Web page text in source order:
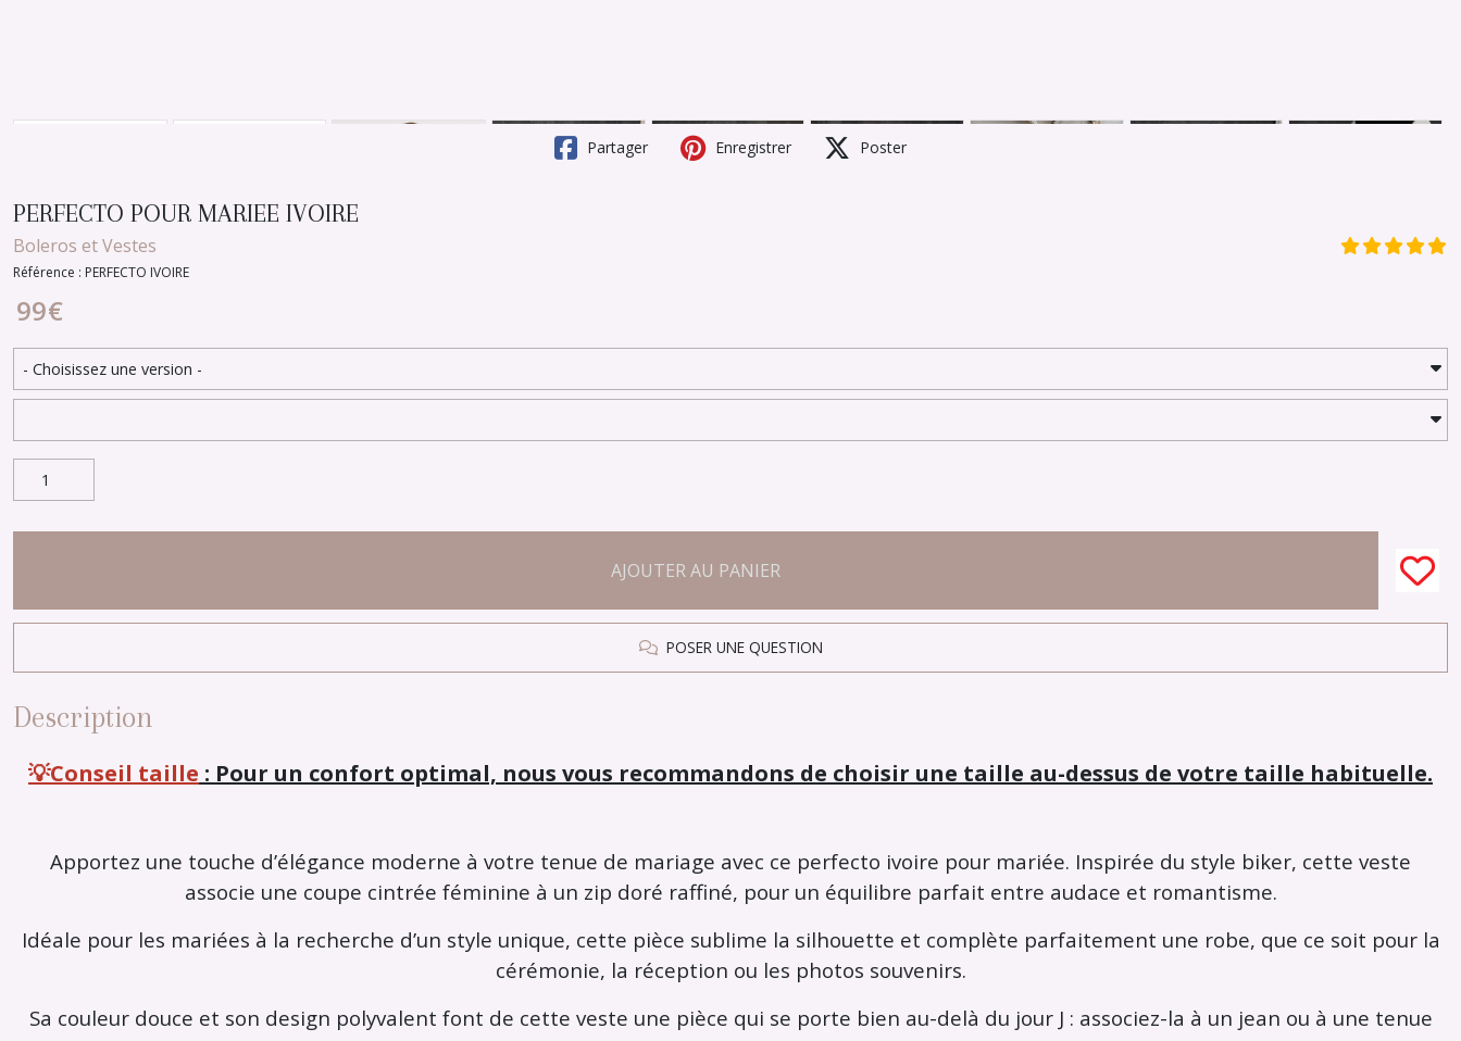
Partager Enregistrer Poster
PERFECTO POUR MARIEE IVOIRE
Boleros et Vestes
Référence : PERFECTO IVOIRE
99€
AJOUTER AU PANIER
POSER UNE QUESTION
Description
💡Conseil taille : Pour un confort optimal, nous vous recommandons de choisir une taille au-dessus de votre taille habituelle.
Apportez une touche d’élégance moderne à votre tenue de mariage avec ce perfecto ivoire pour mariée. Inspirée du style biker, cette veste
associe une coupe cintrée féminine à un zip doré raffiné, pour un équilibre parfait entre audace et romantisme.
Idéale pour les mariées à la recherche d’un style unique, cette pièce sublime la silhouette et complète parfaitement une robe, que ce soit pour la
cérémonie, la réception ou les photos souvenirs.
Sa couleur douce et son design polyvalent font de cette veste une pièce qui se porte bien au-delà du jour J : associez-la à un jean ou à une tenue